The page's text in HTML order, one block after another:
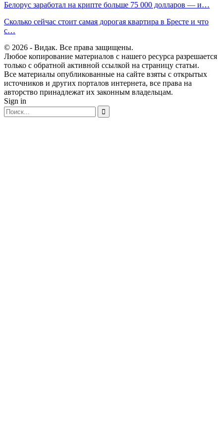
Белорус заработал на крипте больше 75 000 долларов — и…
Сколько сейчас стоит самая дорогая квартира в Бресте и что
с…
© 2026 - Видак. Все права защищены.
Любое копирование материалов с нашего ресурса разрешается
только с обратной активной ссылкой на страницу статьи.
Все материалы опубликованные на сайте взяты с открытых
источников и других порталов интернета, все права на
авторство принадлежат их законным владельцам.
Sign in